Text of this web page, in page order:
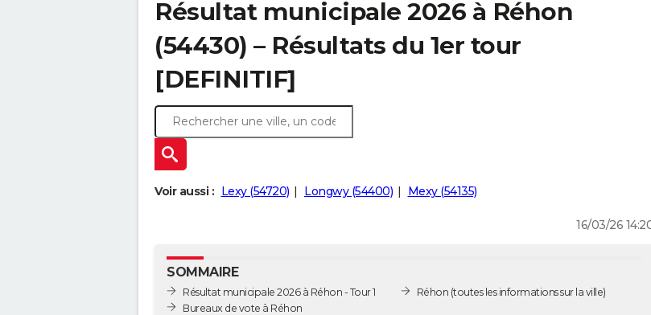
Résultat municipale 2026 à Réhon
(54430) – Résultats du 1er tour
[DEFINITIF]
Voir aussi : Lexy (54720) Longwy (54400) Mexy (54135)
16/03/26
SOMMAIRE
Résultat municipale 2026 à Réhon - Tour 1
Bureaux de vote à Réhon
Réhon (toutes les informations sur la ville)